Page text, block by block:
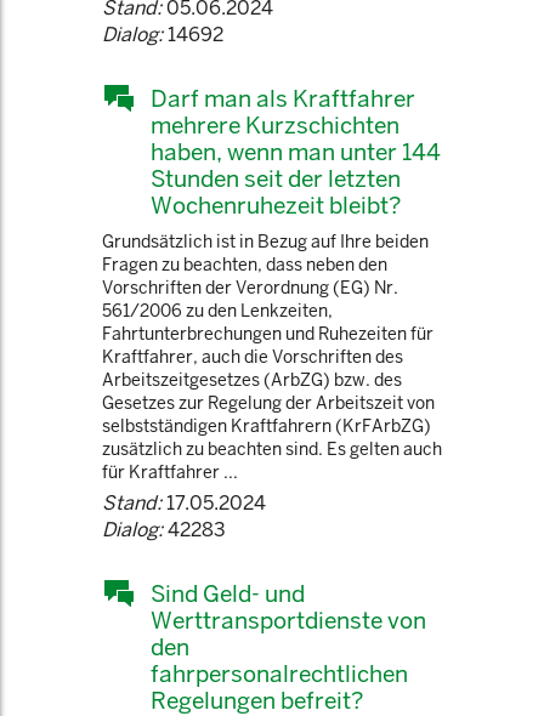
Stand:05.06.2024
Dialog:14692
Darf man als Kraftfahrer
mehrere Kurzschichten
haben, wenn man unter 144
Stunden seit der letzten
Wochenruhezeit bleibt?
Grundsätzlich ist in Bezug auf Ihre beiden
Fragen zu beachten, dass neben den
Vorschriften der Verordnung (EG) Nr.
561/2006 zu den Lenkzeiten,
Fahrtunterbrechungen und Ruhezeiten für
Kraftfahrer, auch die Vorschriften des
Arbeitszeitgesetzes (ArbZG) bzw. des
Gesetzes zur Regelung der Arbeitszeit von
selbstständigen Kraftfahrern (KrFArbZG)
zusätzlich zu beachten sind. Es gelten auch
für Kraftfahrer ...
Stand:17.05.2024
Dialog:42283
Sind Geld- und
Werttransportdienste von
den
fahrpersonalrechtlichen
Regelungen befreit?